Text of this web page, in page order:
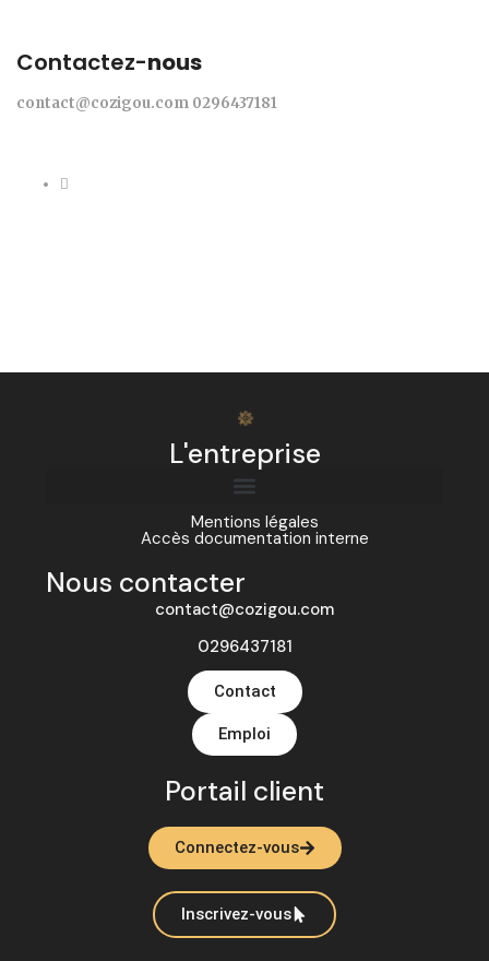
Contactez-nous
contact@cozigou.com 0296437181
L'entreprise
Mentions légales
Accès documentation interne
Nous contacter
contact@cozigou.com
0296437181
Contact
Emploi
Portail client
Connectez-vous
Inscrivez-vous